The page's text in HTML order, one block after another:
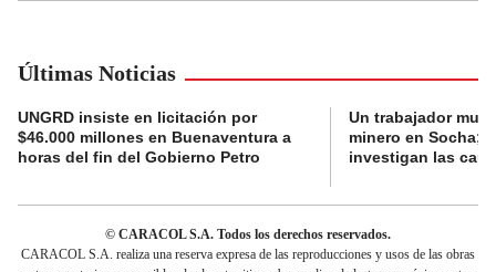
Últimas Noticias
UNGRD insiste en licitación por
$46.000 millones en Buenaventura a
horas del fin del Gobierno Petro
Un trabajador
minero en Socha;
investigan las
© CARACOL S.A. Todos los derechos reservados.
CARACOL S.A. realiza una reserva expresa de las reproducciones y usos de las obras